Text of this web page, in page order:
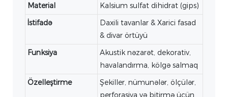
Material
Kalsium sulfat dihidrat (gips)
İstifadə
Daxili tavanlar & Xarici fasad
& divar örtüyü
Funksiya
Akustik nəzarət, dekorativ,
havalandırma, kölgə salmaq
Özelleştirme
Şekiller, nümunələr, ölçülər,
perforasiya və bitirmə üçün